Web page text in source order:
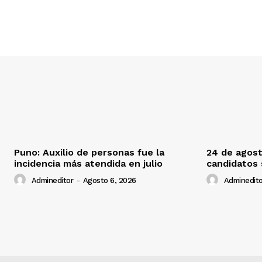
Puno: Auxilio de personas fue la
incidencia más atendida en julio
Admineditor - Agosto 6, 2026
24 de
candidatos